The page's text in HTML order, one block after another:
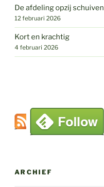
De afdeling opzij schuiven
12 februari 2026
Kort en krachtig
4 februari 2026
ARCHIEF